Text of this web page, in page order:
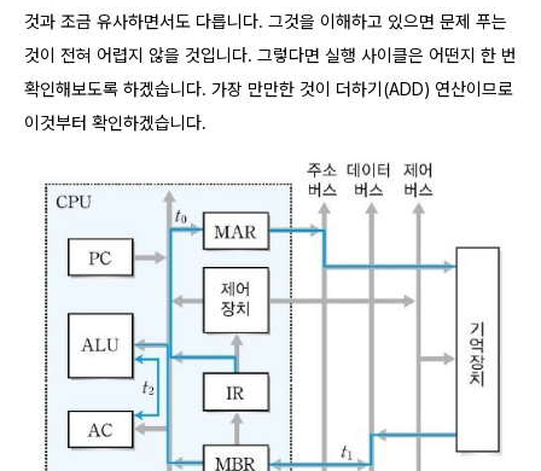
것과 조금 유사하면서도 다릅니다. 그것을 이해하고 있으면 문제 푸는
것이 전혀 어렵지 않을 것입니다. 그렇다면 실행 사이클은 어떤지 한 번
확인해보도록 하겠습니다. 가장 만만한 것이 더하기(ADD) 연산이므로
이것부터 확인하겠습니다.